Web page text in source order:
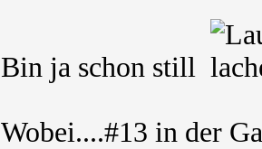
Bin ja schon still
Wobei....#13 in der